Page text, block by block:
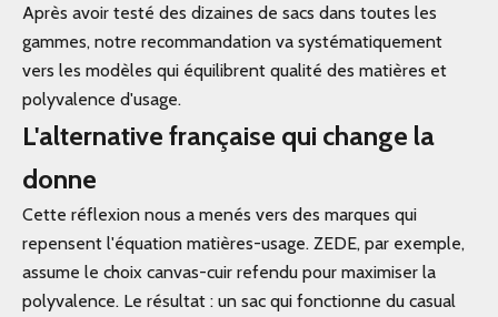
Après avoir testé des dizaines de sacs dans toutes les
gammes, notre recommandation va systématiquement
vers les modèles qui équilibrent qualité des matières et
polyvalence d'usage.
L'alternative française qui change la
donne
Cette réflexion nous a menés vers des marques qui
repensent l'équation matières-usage. ZEDE, par exemple,
assume le choix canvas-cuir refendu pour maximiser la
polyvalence. Le résultat : un sac qui fonctionne du casual